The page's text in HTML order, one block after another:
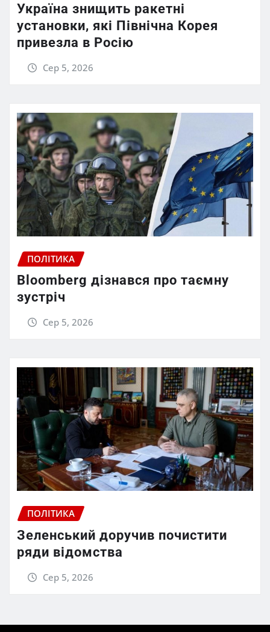
Україна знищить ракетні
установки, які Північна Корея
привезла в Росію
Сер 5, 2026
ПОЛІТИКА
Bloomberg дізнався про таємну
зустріч
Сер 5, 2026
ПОЛІТИКА
Зеленський доручив почистити
ряди відомства
Сер 5, 2026